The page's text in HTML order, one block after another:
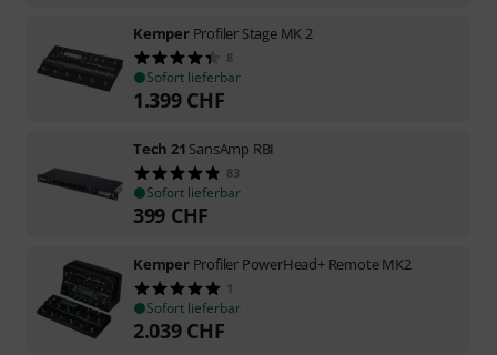
Kemper Profiler Stage MK 2
8
Sofort lieferbar
1.399 CHF
Tech 21 SansAmp RBI
83
Sofort lieferbar
399 CHF
Kemper Profiler PowerHead+ Remote MK2
1
Sofort lieferbar
2.039 CHF